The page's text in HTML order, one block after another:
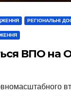
РЕГІОНАЛЬНІ
ВПО на